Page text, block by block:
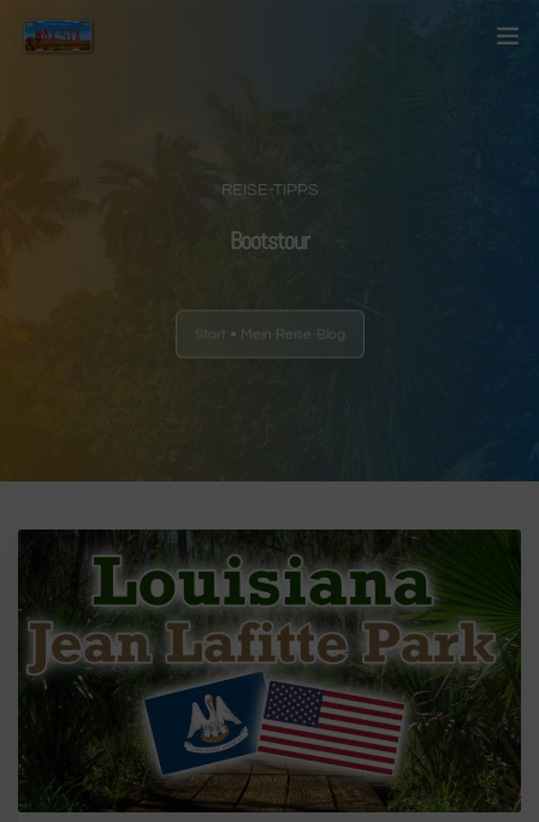
REISE-TIPPS
Bootstour
Start Mein Reise-Blog